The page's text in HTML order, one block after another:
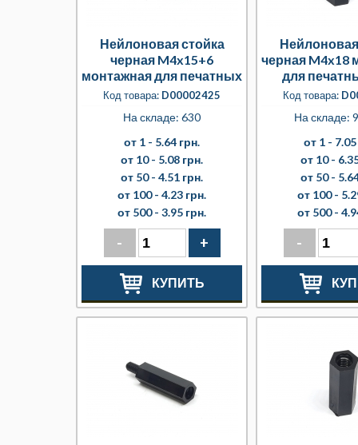
Нейлоновая стойка
черная M4x15+6
монтажная для печатных
плат
Код товара: D00002425
На складе: 630
от 1 - 5.64 грн.
от 10 - 5.08 грн.
от 50 - 4.51 грн.
от 100 - 4.23 грн.
от 500 - 3.95 грн.
- +
КУПИТЬ
черная M4x18
для
Код товара:
На складе:
от 1 -
от 10 -
от 50 -
от 100 -
от 500 -
-